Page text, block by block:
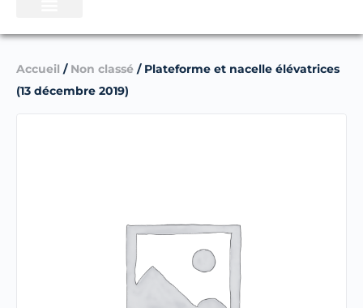
Accueil / Non classé / Plateforme et nacelle élévatrices
(13 décembre 2019)